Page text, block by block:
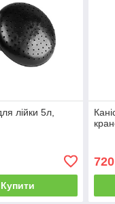
лійки 5л,
Купити